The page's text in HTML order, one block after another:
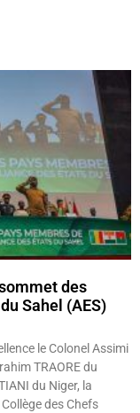
des
Sahel (AES)
le Colonel Assimi
TRAORE du
du Niger, la
des Chefs